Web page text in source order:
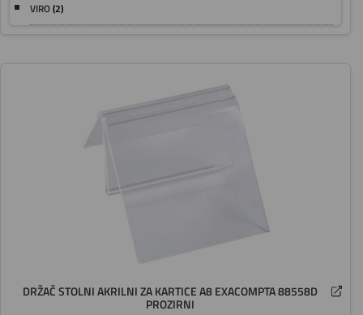
VIRO(2)
DRŽAČ STOLNI AKRILNI ZA KARTICE A8 EXACOMPTA 88558D
PROZIRNI